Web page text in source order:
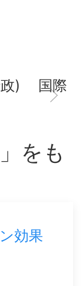
) 国際
をも
効果